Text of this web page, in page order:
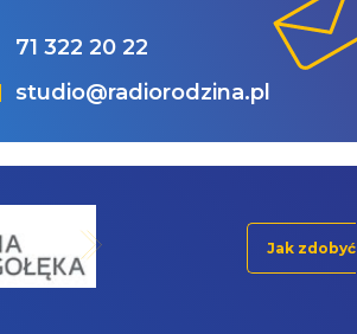
71 322 20 22
studio@radiorodzina.pl
Jak zdobyć